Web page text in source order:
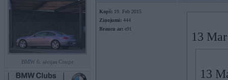
BMW 6. sērijas Coupe
Kopš: 19. Feb 2015
Ziņojumi: 444
Braucu ar: e91
13
13